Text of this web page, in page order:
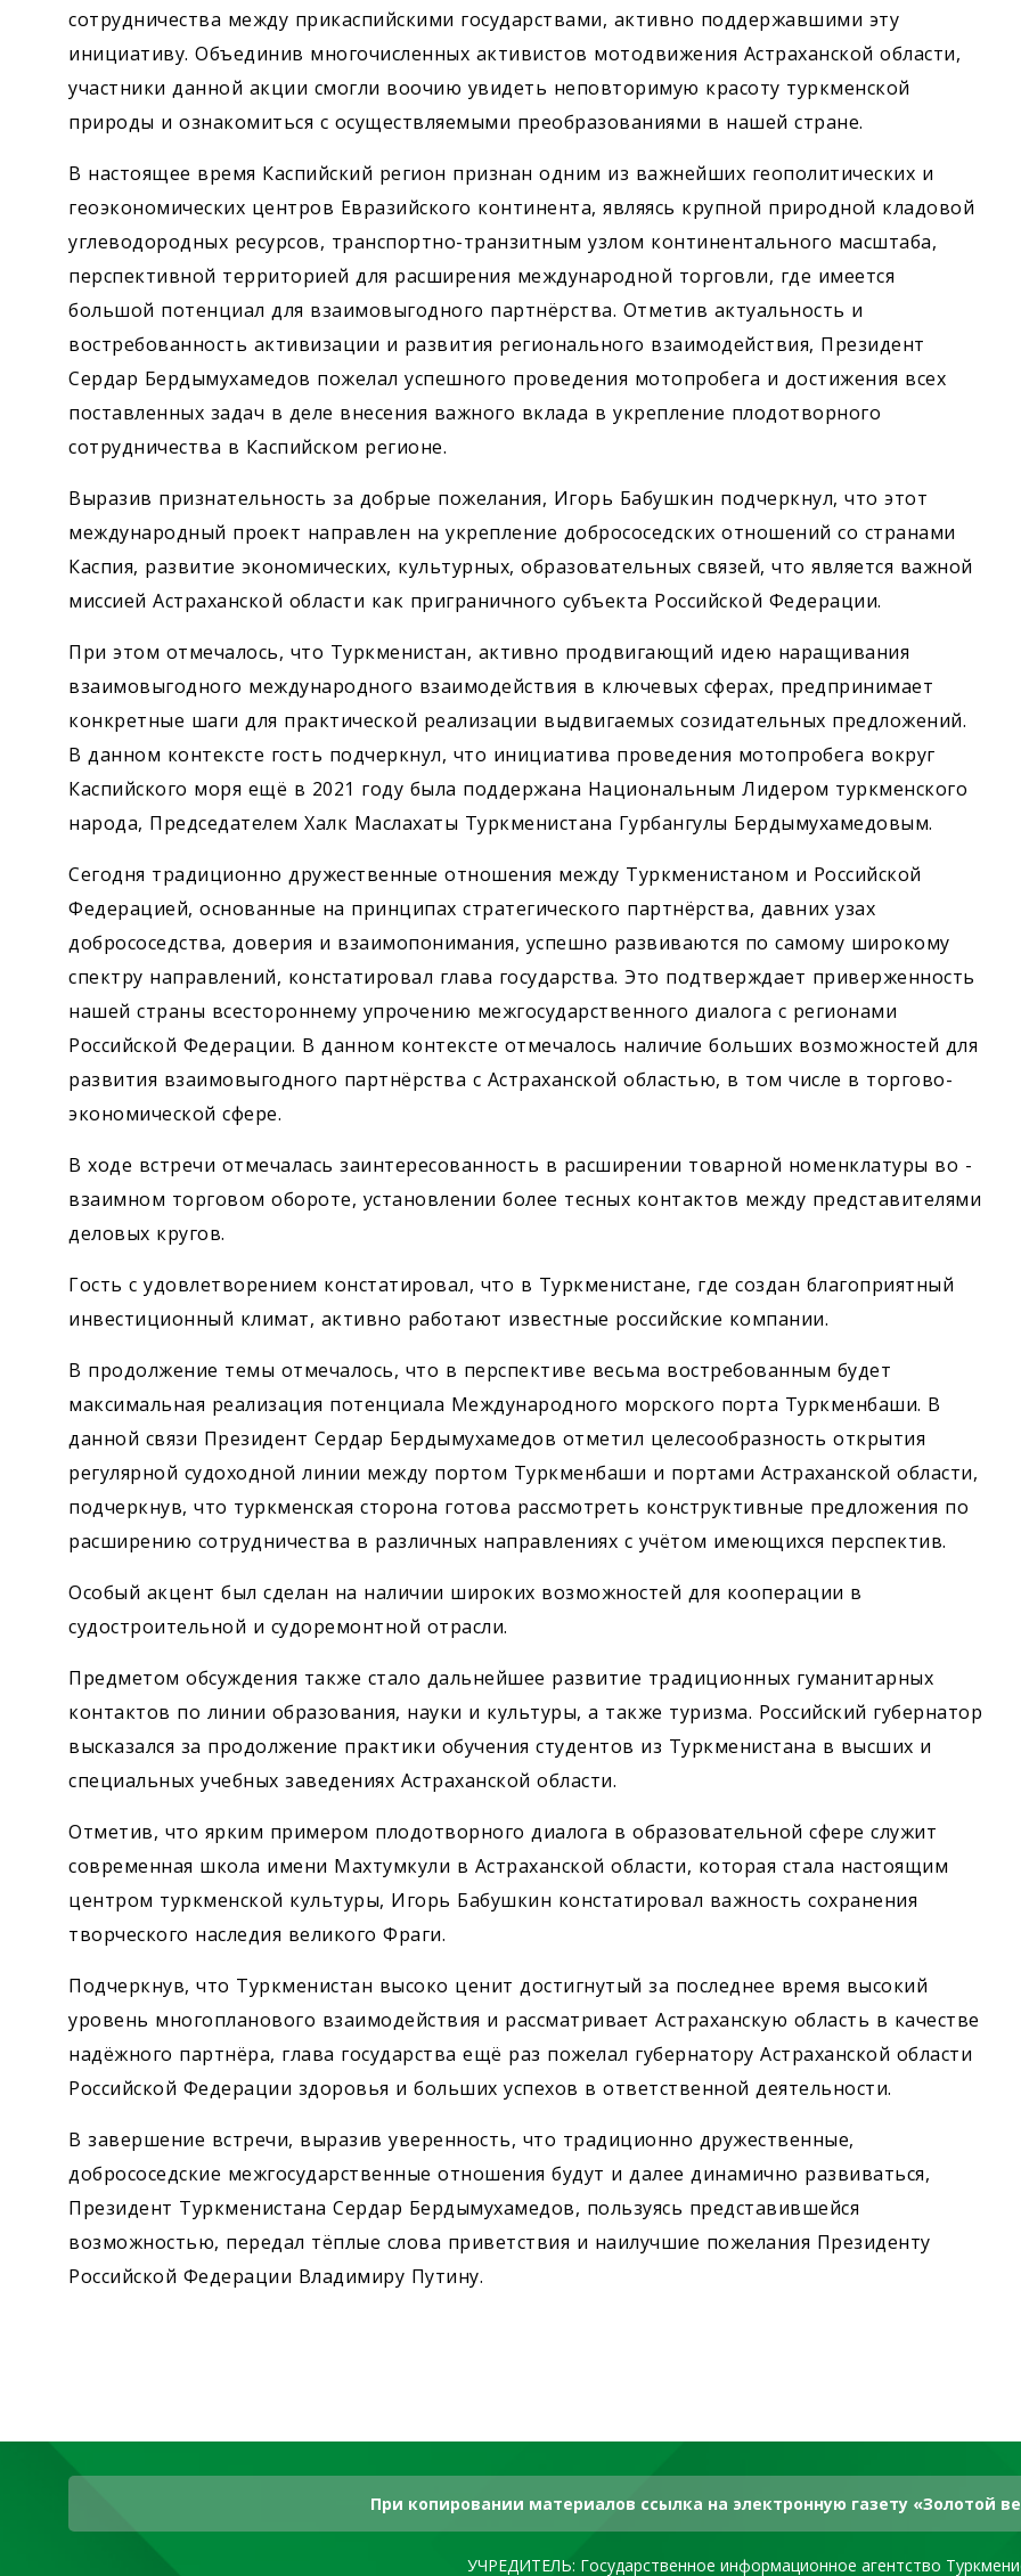
сотрудничества между прикаспийскими государствами, активно поддержавшими эту
инициативу. Объединив многочисленных активистов мотодвижения Астраханской области,
участники данной акции смогли воочию увидеть неповторимую красоту туркменской
природы и ознакомиться с осуществляемыми преобразованиями в нашей стране.
В настоящее время Каспийский регион признан одним из важнейших геополитических и
геоэкономических центров Евразийского континента, являясь крупной природной кладовой
углеводородных ресурсов, транспортно-транзитным узлом континентального масштаба,
перспективной территорией для расширения международной торговли, где имеется
большой потенциал для взаимовыгодного партнёрства. Отметив актуальность и
востребованность активизации и развития регионального взаимодействия, Президент
Сердар Бердымухамедов пожелал успешного проведения мотопробега и достижения всех
поставленных задач в деле внесения важного вклада в укрепление плодотворного
сотрудничества в Каспийском регионе.
Выразив признательность за добрые пожелания, Игорь Бабушкин подчеркнул, что этот
международный проект направлен на укрепление добрососедских отношений со странами
Каспия, развитие экономических, культурных, образовательных связей, что является важной
миссией Астраханской области как приграничного субъекта Российской Федерации.
При этом отмечалось, что Туркменистан, активно продвигающий идею наращивания
взаимовыгодного международного взаимодействия в ключевых сферах, предпринимает
конкретные шаги для практической реализации выдвигаемых созидательных предложений.
В данном контексте гость подчеркнул, что инициатива проведения мотопробега вокруг
Каспийского моря ещё в 2021 году была поддержана Национальным Лидером туркменского
народа, Председателем Халк Маслахаты Туркменистана Гурбангулы Бердымухамедовым.
Сегодня традиционно дружественные отношения между Туркменистаном и Российской
Федерацией, основанные на принципах стратегического партнёрства, давних узах
добрососедства, доверия и взаимопонимания, успешно развиваются по самому широкому
спектру направлений, констатировал глава государства. Это подтверждает приверженность
нашей страны всестороннему упрочению межгосударственного диалога с регионами
Российской Федерации. В данном контексте отмечалось наличие больших возможностей для
развития взаимовыгодного партнёрства с Астраханской областью, в том числе в торгово-
экономической сфере.
В ходе встречи отмечалась заинтересованность в расширении товарной номенклатуры во ­
взаимном торговом обороте, установлении более тесных контактов между представителями
деловых кругов.
Гость с удовлетворением констатировал, что в Туркменистане, где создан благоприятный
инвестиционный климат, активно работают известные российские компании.
В продолжение темы отмечалось, что в перспективе весьма востребованным будет
максимальная реализация потенциала Международного морского порта Туркменбаши. В
данной связи Президент Сердар Бердымухамедов отметил целесообразность открытия
регулярной судоходной линии между портом Туркменбаши и портами Астраханской области,
подчерк­нув, что туркменская сторона готова рассмотреть конструктивные предложения по
расширению сотрудничества в различных направлениях с учётом имеющихся перспектив.
Особый акцент был сделан на наличии широких возможностей для кооперации в
судостроительной и судоремонтной отрасли.
Предметом обсуждения также стало дальнейшее развитие традиционных гуманитарных
контактов по линии образования, науки и культуры, а также туризма. Российский губернатор
высказался за продолжение практики обучения студентов из Туркменистана в высших и
специальных учебных заведениях Астраханской области.
Отметив, что ярким примером плодотворного диалога в образовательной сфере служит
современная школа имени Махтумкули в Астраханской области, которая стала настоящим
центром туркменской культуры, Игорь Бабушкин констатировал важность сохранения
творческого наследия великого Фраги.
Подчеркнув, что Туркменистан высоко ценит достигнутый за последнее время высокий
уровень многопланового взаимодействия и рассматривает Астраханскую область в качестве
надёжного партнёра, глава государства ещё раз пожелал губернатору Астраханской области
Российской Федерации здоровья и больших успехов в ответственной деятельности.
В завершение встречи, выразив уверенность, что традиционно дружественные,
добрососедские межгосударственные отношения будут и далее динамично развиваться,
Президент Туркменистана Сердар Бердымухамедов, пользуясь представившейся
возможностью, передал тёплые слова приветствия и наилучшие пожелания Президенту
Российской Федерации Владимиру Путину.
При копировании материалов ссылка на электронную газету «Золотой
УЧРЕДИТЕЛЬ: Государственное информационное агентство